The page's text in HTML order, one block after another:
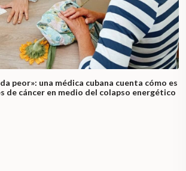
peor»: una médica cubana cuenta cómo es
de cáncer en medio del colapso energético